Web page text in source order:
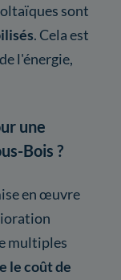
sont
. Cela est
l'énergie,
une
Bois ?
en œuvre
multiples
le coût de